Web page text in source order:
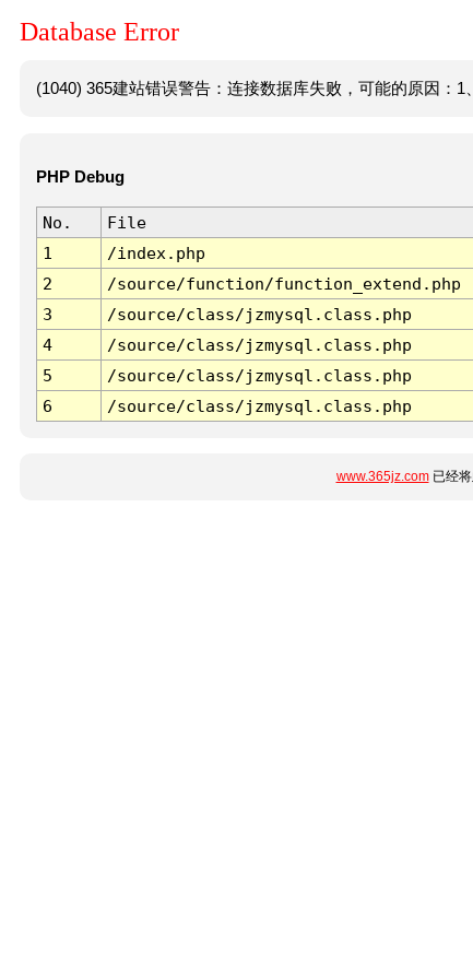
Database Error
(1040) 365建站错误警告：连接数据库失败，可能的原因：1
PHP Debug
No. File
1
/index.php
2
/source/function/function_extend.php
3
/source/class/jzmysql.class.php
4
/source/class/jzmysql.class.php
5
/source/class/jzmysql.class.php
6
/source/class/jzmysql.class.php
www.365jz.com已经将